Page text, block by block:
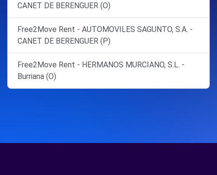
CANET DE BERENGUER (O)
Free2Move Rent - AUTOMOVILES SAGUNTO, S.A. -
CANET DE BERENGUER (P)
Free2Move Rent - HERMANOS MURCIANO, S.L. -
Burriana (O)